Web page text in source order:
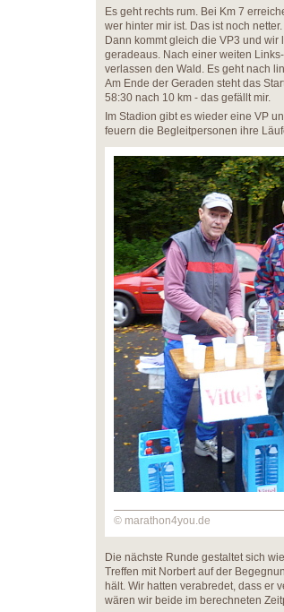
Es geht rechts rum. Bei Km 7
wer hinter mir ist. Das ist noch
Dann kommt gleich die VP3 und
geradeaus. Nach einer weiten
verlassen den Wald. Es geht nach
Am Ende der Geraden steht das
58:30 nach 10 km - das gefällt mir.
Im Stadion gibt es wieder eine VP
feuern die Begleitpersonen ihre
© marathon4you.de
Die nächste Runde gestaltet sich
Treffen mit Norbert auf der
hält. Wir hatten verabredet, dass er
wären wir beide im berechneten